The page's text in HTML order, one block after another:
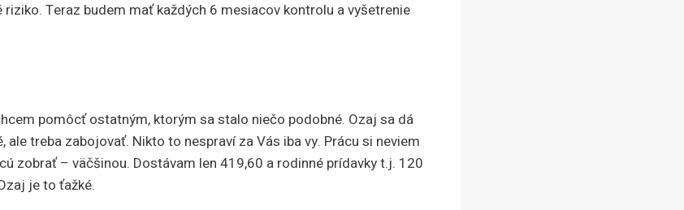
Teraz budem mať každých 6 mesiacov kontrolu a vyšetrenie
pomôcť ostatným, ktorým sa stalo niečo podobné. Ozaj sa dá
ale treba zabojovať. Nikto to nespraví za Vás iba vy. Prácu si neviem
zobrať – väčšinou. Dostávam len 419,60 a rodinné prídavky t.j. 120
je to ťažké.